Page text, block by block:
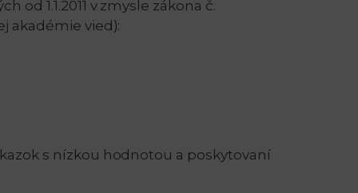
od 1.1.2011 v zmysle zákona č.
akadémie vied):
s nízkou hodnotou a poskytovaní